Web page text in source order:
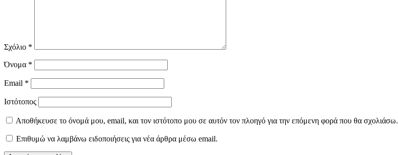
Σχόλιο *
Όνομα *
Email *
Ιστότοπος
Αποθήκευσε το όνομά μου, email, και τον ιστότοπο μου σε αυτόν τον πλοηγό για την επόμενη φορά που θα σχολιάσω.
Επιθυμώ να λαμβάνω ειδοποιήσεις για νέα άρθρα μέσω email.